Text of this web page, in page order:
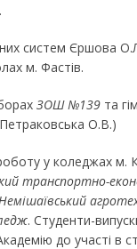
систем Єршова
м. Фастів.
ЗОШ №139 та
О.В.)
у коледжах м.
транспортно-
. Студенти-
до участі в